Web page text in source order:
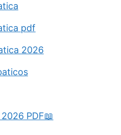
pdf
2026
PDF📖